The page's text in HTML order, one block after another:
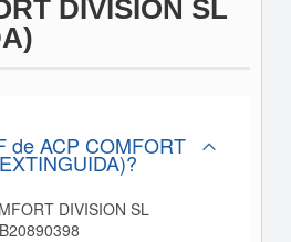
DIVISION SL
de ACP COMFORT
DIVISION SL